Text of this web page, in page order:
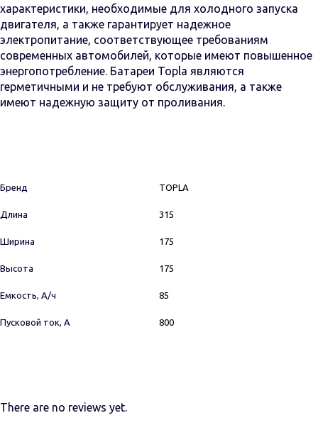
характеристики, необходимые для холодного запуска
двигателя, а также гарантирует надежное
электропитание, соответствующее требованиям
современных автомобилей, которые имеют повышенное
энергопотребление. Батареи Topla являются
герметичными и не требуют обслуживания, а также
имеют надежную защиту от проливания.
Бренд TOPLA
Длина 315
Ширина 175
Высота 175
Емкость, А/ч 85
Пусковой ток, А 800
There are no reviews yet.